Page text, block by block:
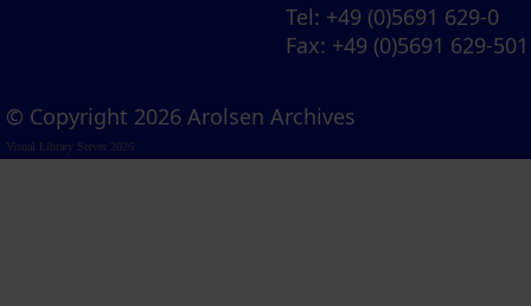
Tel: +49 (0)5691 629-0
Fax: +49 (0)5691 629-501
© Copyright 2026 Arolsen Archives
Visual Library Server 2026